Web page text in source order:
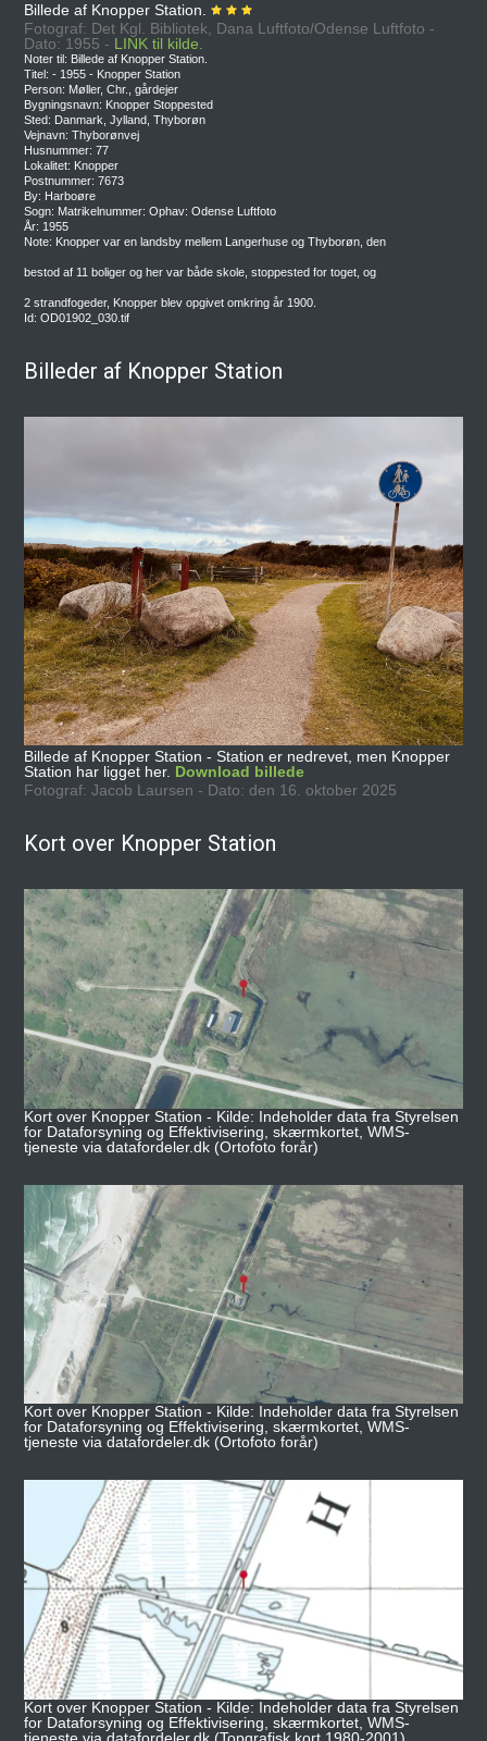
Billede af Knopper Station.
Fotograf: Det Kgl. Bibliotek, Dana Luftfoto/Odense Luftfoto -
Dato: 1955 - LINK til kilde.
Noter til: Billede af Knopper Station.
Titel: - 1955 - Knopper Station
Person: Møller, Chr., gårdejer
Bygningsnavn: Knopper Stoppested
Sted: Danmark, Jylland, Thyborøn
Vejnavn: Thyborønvej
Husnummer: 77
Lokalitet: Knopper
Postnummer: 7673
By: Harboøre
Sogn: Matrikelnummer: Ophav: Odense Luftfoto
År: 1955
Note: Knopper var en landsby mellem Langerhuse og Thyborøn, den
bestod af 11 boliger og her var både skole, stoppested for toget, og
2 strandfogeder, Knopper blev opgivet omkring år 1900.
Id: OD01902_030.tif
Billeder af Knopper Station
Billede af Knopper Station - Station er nedrevet, men Knopper
Station har ligget her. Download billede
Fotograf: Jacob Laursen - Dato: den 16. oktober 2025
Kort over Knopper Station
Kort over Knopper Station - Kilde: Indeholder data fra Styrelsen
for Dataforsyning og Effektivisering, skærmkortet, WMS-
tjeneste via datafordeler.dk (Ortofoto forår)
Kort over Knopper Station - Kilde: Indeholder data fra Styrelsen
for Dataforsyning og Effektivisering, skærmkortet, WMS-
tjeneste via datafordeler.dk (Ortofoto forår)
Kort over Knopper Station - Kilde: Indeholder data fra Styrelsen
for Dataforsyning og Effektivisering, skærmkortet, WMS-
tjeneste via datafordeler.dk (Topgrafisk kort 1980-2001)